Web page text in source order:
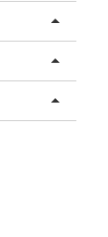
arrow_drop_up
arrow_drop_up
arrow_drop_up